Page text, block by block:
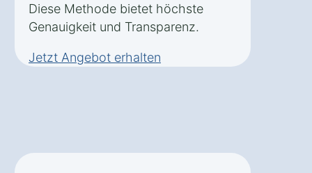
Diese Methode bietet höchste
Genauigkeit und Transparenz.
Jetzt Angebot erhalten